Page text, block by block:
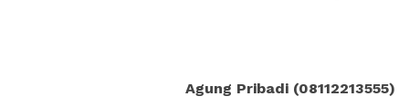
Agung Pribadi (08112213555)